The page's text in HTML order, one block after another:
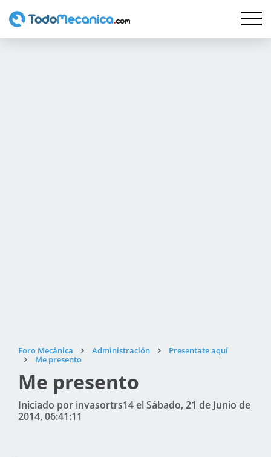
Foro Mecánica Administración
Presentate aquí
Me presento
Me presento
Iniciado por invasortrs14 el Sábado, 21 de Junio de
2014, 06:41:11